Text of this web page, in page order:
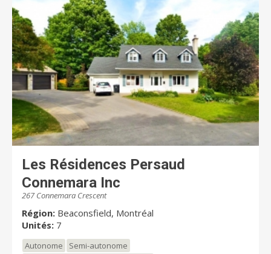
Les Résidences Persaud
Connemara Inc
267 Connemara Crescent
Région: Beaconsfield, Montréal
Unités: 7
Autonome
Semi-autonome